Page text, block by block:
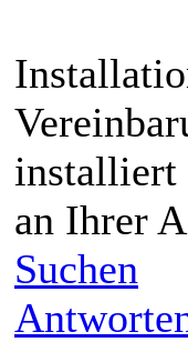
installiert
an Ihrer
Suchen